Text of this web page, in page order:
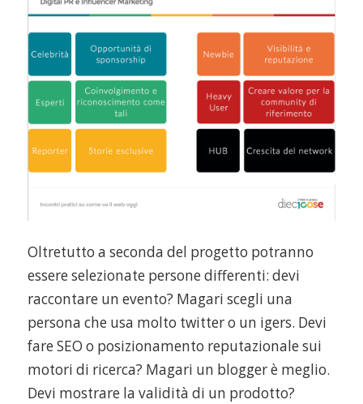
Oltretutto a seconda del progetto potranno
essere selezionate persone differenti: devi
raccontare un evento? Magari scegli una
persona che usa molto twitter o un igers. Devi
fare SEO o posizionamento reputazionale sui
motori di ricerca? Magari un blogger è meglio.
Devi mostrare la validità di un prodotto?